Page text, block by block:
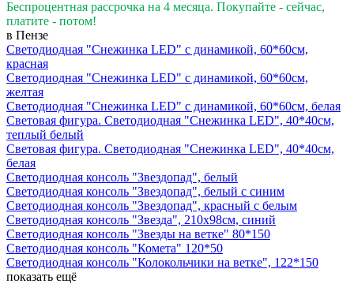
Беспроцентная рассрочка на 4 месяца. Покупайте - сейчас,
платите - потом!
в Пензе
Светодиодная "Снежинка LED" с динамикой, 60*60см,
красная
Светодиодная "Снежинка LED" с динамикой, 60*60см,
желтая
Светодиодная "Снежинка LED" с динамикой, 60*60см, белая
Световая фигура. Светодиодная "Снежинка LED", 40*40см,
теплый белый
Световая фигура. Светодиодная "Снежинка LED", 40*40см,
белая
Светодиодная консоль "Звездопад", белый
Светодиодная консоль "Звездопад", белый с синим
Светодиодная консоль "Звездопад", красный с белым
Светодиодная консоль "Звезда", 210х98см, синий
Светодиодная консоль "Звезды на ветке" 80*150
Светодиодная консоль "Комета" 120*50
Светодиодная консоль "Колокольчики на ветке", 122*150
показать ещё